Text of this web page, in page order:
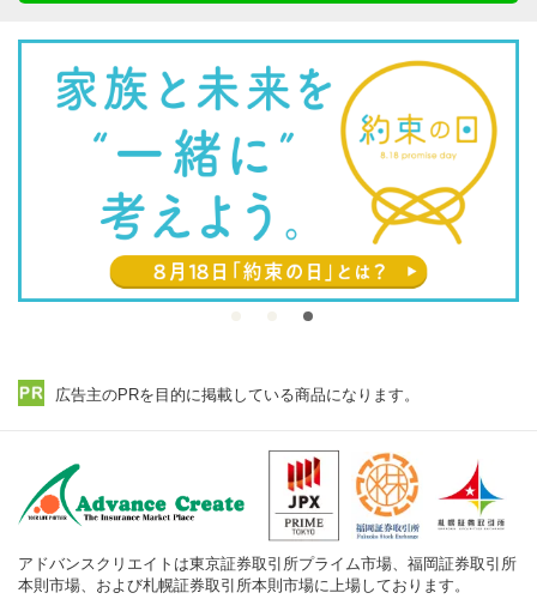
広告主のPRを目的に掲載している商品になります。
アドバンスクリエイトは東京証券取引所プライム市場、福岡証券取引所
本則市場、および札幌証券取引所本則市場に上場しております。